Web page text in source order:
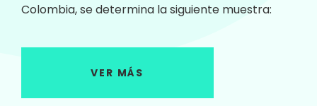
Colombia, se determina la siguiente muestra:
VER MÁS